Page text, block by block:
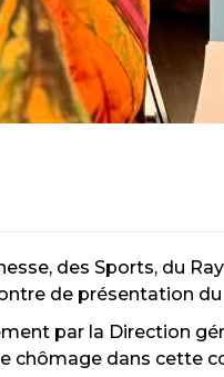
des Sports, du
de présentation
par la Direction
chômage dans cette